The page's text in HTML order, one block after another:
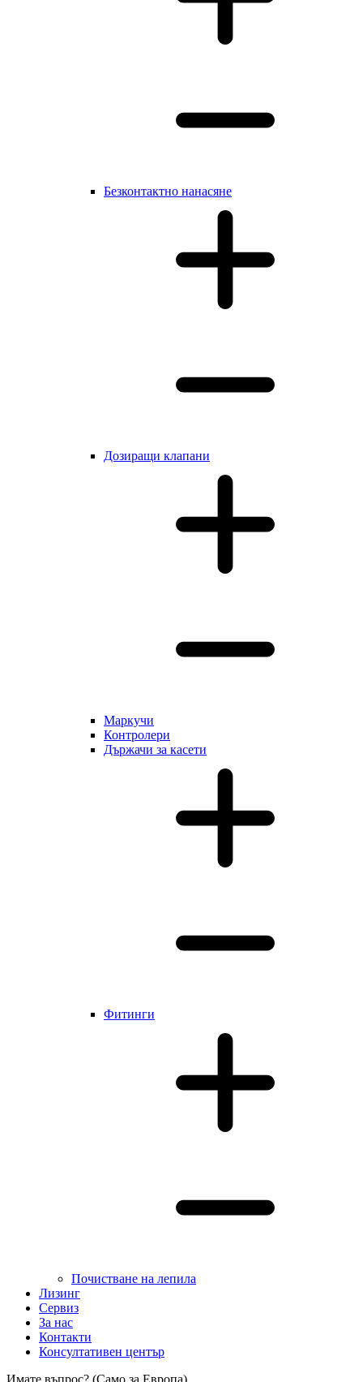
Безконтактно нанасяне
Дозиращи клапани
Маркучи
Контролери
Държачи за касети
Фитинги
Почистване на лепила
Лизинг
Сервиз
За нас
Контакти
Консултативен център
Имате въпрос? (Само за Европа)